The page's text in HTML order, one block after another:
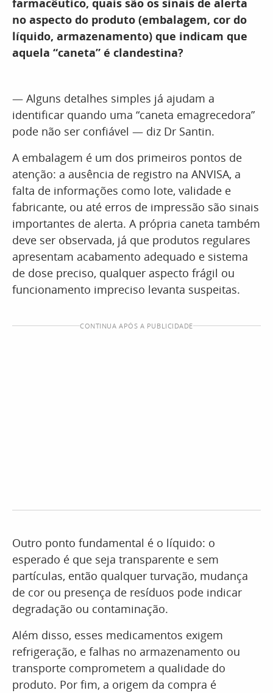
farmacêutico, quais são os sinais de alerta
no aspecto do produto (embalagem, cor do
líquido, armazenamento) que indicam que
aquela “caneta” é clandestina?
— Alguns detalhes simples já ajudam a
identificar quando uma “caneta emagrecedora”
pode não ser confiável — diz Dr Santin.
A embalagem é um dos primeiros pontos de
atenção: a ausência de registro na ANVISA, a
falta de informações como lote, validade e
fabricante, ou até erros de impressão são sinais
importantes de alerta. A própria caneta também
deve ser observada, já que produtos regulares
apresentam acabamento adequado e sistema
de dose preciso, qualquer aspecto frágil ou
funcionamento impreciso levanta suspeitas.
CONTINUA APÓS A PUBLICIDADE
Outro ponto fundamental é o líquido: o
esperado é que seja transparente e sem
partículas, então qualquer turvação, mudança
de cor ou presença de resíduos pode indicar
degradação ou contaminação.
Além disso, esses medicamentos exigem
refrigeração, e falhas no armazenamento ou
transporte comprometem a qualidade do
produto. Por fim, a origem da compra é